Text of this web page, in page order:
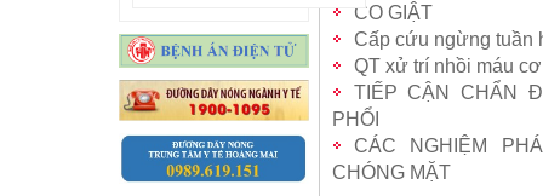
CO GIẬT
Cấp cứu ngừng tuần
QT xử trí nhồi máu
TIẾP CẬN CHẨN
PHỔI
CÁC NGHIỆM
CHÓNG MẶT